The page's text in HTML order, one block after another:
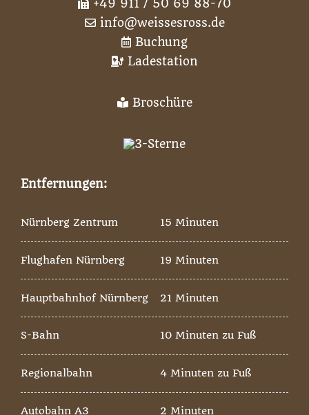
+49 911 / 50 69 88-70
info@weissesross.de
Buchung
Ladestation
Broschüre
Entfernungen:
Nürnberg Zentrum 15 Minuten
Flughafen Nürnberg 19 Minuten
Hauptbahnhof Nürnberg 21 Minuten
S-Bahn 10 Minuten zu Fuß
Regionalbahn 4 Minuten zu Fuß
Autobahn A3 2 Minuten